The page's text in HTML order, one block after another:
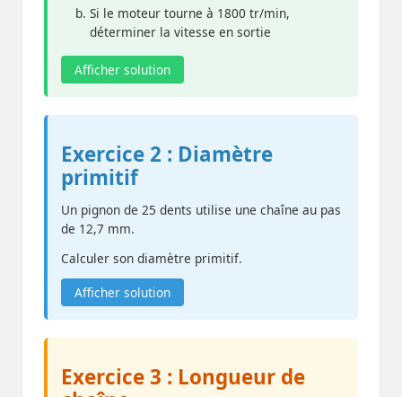
Si le moteur tourne à 1800 tr/min,
déterminer la vitesse en sortie
Afficher solution
Exercice 2 : Diamètre
primitif
Un pignon de 25 dents utilise une chaîne au pas
de 12,7 mm.
Calculer son diamètre primitif.
Afficher solution
Exercice 3 : Longueur de